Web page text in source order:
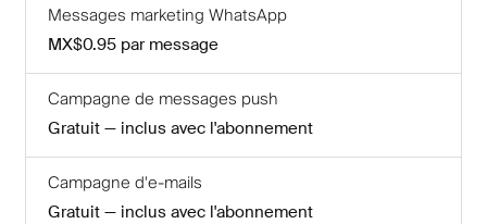
Messages marketing WhatsApp
MX$0.95 par message
Campagne de messages push
Gratuit — inclus avec l'abonnement
Campagne d'e-mails
Gratuit — inclus avec l'abonnement